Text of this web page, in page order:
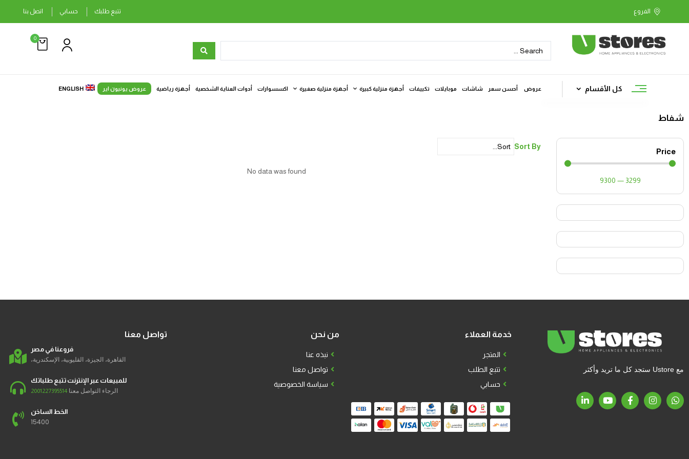
تتبع طلبك حسابي اتصل بنا
0
كل الأقسام عروض أحسن سعر شاشات موبايلات تكييفات أجهزة منزلية كبيرة أجهزة منزلية صغيرة اكسسوارات أدوات العناية الشخصية أجهزة رياضية عروض يونيون اير ENGLISH
شفاط
Price
3299
—
9300
Sort By
No data was found
مع Ustore ستجد كل ما تريد وأكثر
خدمة العملاء
المتجر
تتبع الطلب
حسابي
من نحن
نبذه عنا
تواصل معنا
سياسة الخصوصية
تواصل معنا
فروعنا في مصر
القاهرة، الجيزة، القليوبية، الإسكندرية،
للمبيعات عبر الإنترنت تتبع طلباتك
الرجاء التواصل معنا 2001227395514
الخط الساخن
15400